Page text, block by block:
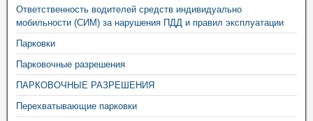
Ответственность водителей средств индивидуально
мобильности (СИМ) за нарушения ПДД и правил эксплуатации
Парковки
Парковочные разрешения
ПАРКОВОЧНЫЕ РАЗРЕШЕНИЯ
Перехватывающие парковки